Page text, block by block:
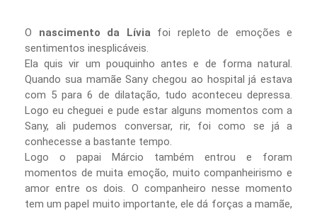
O nascimento da Líviafoi repleto de emoções e
sentimentos inesplicáveis.
Ela quis vir um pouquinho antes e de forma natural.
Quando sua mamãe Sany chegou ao hospital já estava
com 5 para 6 de dilatação, tudo aconteceu depressa.
Logo eu cheguei e pude estar alguns momentos com a
Sany, ali pudemos conversar, rir, foi como se já a
conhecesse a bastante tempo.
Logo o papai Márcio também entrou e foram
momentos de muita emoção, muito companheirismo e
amor entre os dois. O companheiro nesse momento
tem um papel muito importante, ele dá forças a mamãe,